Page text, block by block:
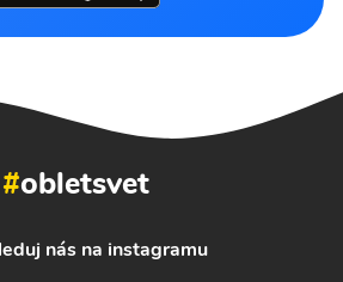
#obletsvet
nás na instagramu